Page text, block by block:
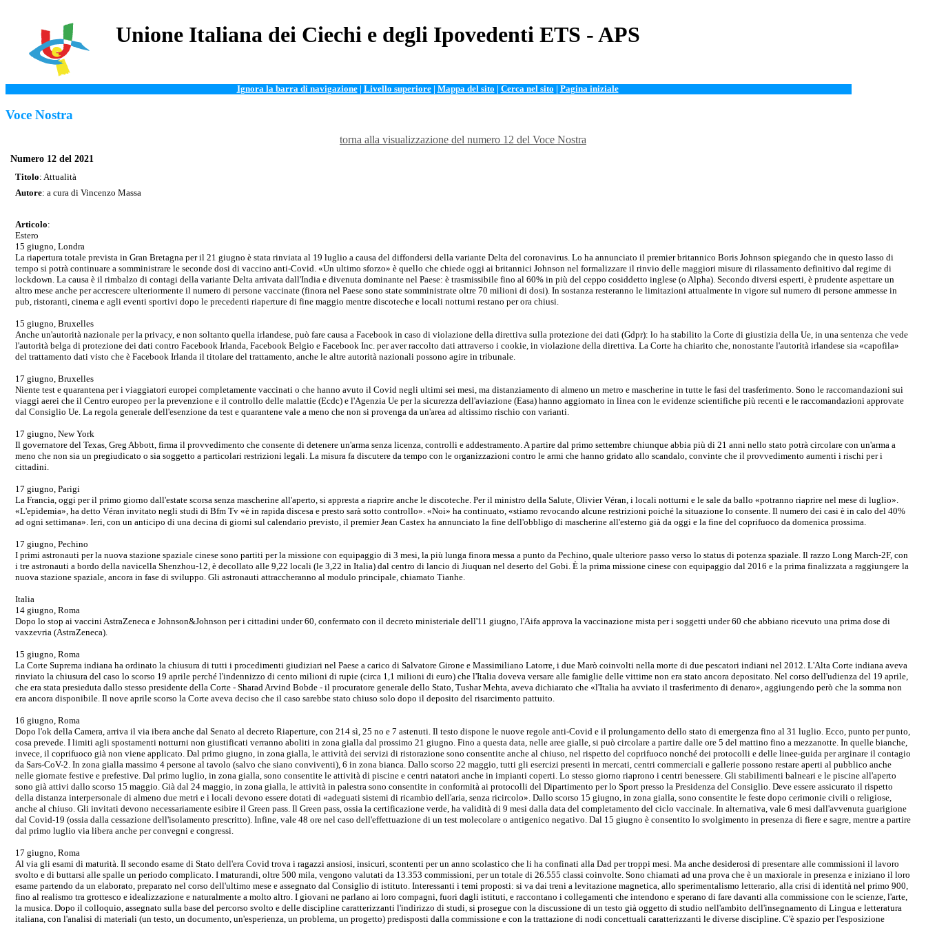
Unione Italiana dei Ciechi e degli Ipovedenti ETS - APS
Ignora la barra di navigazione| Livello superiore| Mappa del sito Cerca nel sito Pagina iniziale
Voce Nostra
torna alla visualizzazione del numero 12 del Voce Nostra
Numero 12 del 2021
Titolo: Attualità
Autore: a cura di Vincenzo Massa
Articolo:
Estero
15 giugno, Londra
La riapertura totale prevista in Gran Bretagna per il 21 giugno è stata rinviata al 19 luglio a causa del diffondersi della variante Delta del coronavirus. Lo ha annunciato il premier britannico Boris Johnson spiegando che in questo lasso di
tempo si potrà continuare a somministrare le seconde dosi di vaccino anti-Covid. «Un ultimo sforzo» è quello che chiede oggi ai britannici Johnson nel formalizzare il rinvio delle maggiori misure di rilassamento definitivo dal regime di
lockdown. La causa è il rimbalzo di contagi della variante Delta arrivata dall'India e divenuta dominante nel Paese: è trasmissibile fino al 60% in più del ceppo cosiddetto inglese (o Alpha). Secondo diversi esperti, è prudente aspettare un
altro mese anche per accrescere ulteriormente il numero di persone vaccinate (finora nel Paese sono state somministrate oltre 70 milioni di dosi). In sostanza resteranno le limitazioni attualmente in vigore sul numero di persone ammesse in
pub, ristoranti, cinema e agli eventi sportivi dopo le precedenti riaperture di fine maggio mentre discoteche e locali notturni restano per ora chiusi.
15 giugno, Bruxelles
Anche un'autorità nazionale per la privacy, e non soltanto quella irlandese, può fare causa a Facebook in caso di violazione della direttiva sulla protezione dei dati (Gdpr): lo ha stabilito la Corte di giustizia della Ue, in una sentenza che vede
l'autorità belga di protezione dei dati contro Facebook Irlanda, Facebook Belgio e Facebook Inc. per aver raccolto dati attraverso i cookie, in violazione della direttiva. La Corte ha chiarito che, nonostante l'autorità irlandese sia «capofila»
del trattamento dati visto che è Facebook Irlanda il titolare del trattamento, anche le altre autorità nazionali possono agire in tribunale.
17 giugno, Bruxelles
Niente test e quarantena per i viaggiatori europei completamente vaccinati o che hanno avuto il Covid negli ultimi sei mesi, ma distanziamento di almeno un metro e mascherine in tutte le fasi del trasferimento. Sono le raccomandazioni sui
viaggi aerei che il Centro europeo per la prevenzione e il controllo delle malattie (Ecdc) e l'Agenzia Ue per la sicurezza dell'aviazione (Easa) hanno aggiornato in linea con le evidenze scientifiche più recenti e le raccomandazioni approvate
dal Consiglio Ue. La regola generale dell'esenzione da test e quarantene vale a meno che non si provenga da un'area ad altissimo rischio con varianti.
17 giugno, New York
Il governatore del Texas, Greg Abbott, firma il provvedimento che consente di detenere un'arma senza licenza, controlli e addestramento. A partire dal primo settembre chiunque abbia più di 21 anni nello stato potrà circolare con un'arma a
meno che non sia un pregiudicato o sia soggetto a particolari restrizioni legali. La misura fa discutere da tempo con le organizzazioni contro le armi che hanno gridato allo scandalo, convinte che il provvedimento aumenti i rischi per i
cittadini.
17 giugno, Parigi
La Francia, oggi per il primo giorno dall'estate scorsa senza mascherine all'aperto, si appresta a riaprire anche le discoteche. Per il ministro della Salute, Olivier Véran, i locali notturni e le sale da ballo «potranno riaprire nel mese di luglio».
«L'epidemia», ha detto Véran invitato negli studi di Bfm Tv «è in rapida discesa e presto sarà sotto controllo». «Noi» ha continuato, «stiamo revocando alcune restrizioni poiché la situazione lo consente. Il numero dei casi è in calo del 40%
ad ogni settimana». Ieri, con un anticipo di una decina di giorni sul calendario previsto, il premier Jean Castex ha annunciato la fine dell'obbligo di mascherine all'esterno già da oggi e la fine del coprifuoco da domenica prossima.
17 giugno, Pechino
I primi astronauti per la nuova stazione spaziale cinese sono partiti per la missione con equipaggio di 3 mesi, la più lunga finora messa a punto da Pechino, quale ulteriore passo verso lo status di potenza spaziale. Il razzo Long March-2F, con
i tre astronauti a bordo della navicella Shenzhou-12, è decollato alle 9,22 locali (le 3,22 in Italia) dal centro di lancio di Jiuquan nel deserto del Gobi. È la prima missione cinese con equipaggio dal 2016 e la prima finalizzata a raggiungere la
nuova stazione spaziale, ancora in fase di sviluppo. Gli astronauti attraccheranno al modulo principale, chiamato Tianhe.
Italia
14 giugno, Roma
Dopo lo stop ai vaccini AstraZeneca e Johnson&Johnson per i cittadini under 60, confermato con il decreto ministeriale dell'11 giugno, l'Aifa approva la vaccinazione mista per i soggetti under 60 che abbiano ricevuto una prima dose di
vaxzevria (AstraZeneca).
15 giugno, Roma
La Corte Suprema indiana ha ordinato la chiusura di tutti i procedimenti giudiziari nel Paese a carico di Salvatore Girone e Massimiliano Latorre, i due Marò coinvolti nella morte di due pescatori indiani nel 2012. L'Alta Corte indiana aveva
rinviato la chiusura del caso lo scorso 19 aprile perché l'indennizzo di cento milioni di rupie (circa 1,1 milioni di euro) che l'Italia doveva versare alle famiglie delle vittime non era stato ancora depositato. Nel corso dell'udienza del 19 aprile,
che era stata presieduta dallo stesso presidente della Corte - Sharad Arvind Bobde - il procuratore generale dello Stato, Tushar Mehta, aveva dichiarato che «l'Italia ha avviato il trasferimento di denaro», aggiungendo però che la somma non
era ancora disponibile. Il nove aprile scorso la Corte aveva deciso che il caso sarebbe stato chiuso solo dopo il deposito del risarcimento pattuito.
16 giugno, Roma
Dopo l'ok della Camera, arriva il via ibera anche dal Senato al decreto Riaperture, con 214 sì, 25 no e 7 astenuti. Il testo dispone le nuove regole anti-Covid e il prolungamento dello stato di emergenza fino al 31 luglio. Ecco, punto per punto,
cosa prevede. I limiti agli spostamenti notturni non giustificati verranno aboliti in zona gialla dal prossimo 21 giugno. Fino a questa data, nelle aree gialle, si può circolare a partire dalle ore 5 del mattino fino a mezzanotte. In quelle bianche,
invece, il coprifuoco già non viene applicato. Dal primo giugno, in zona gialla, le attività dei servizi di ristorazione sono consentite anche al chiuso, nel rispetto del coprifuoco nonché dei protocolli e delle linee-guida per arginare il contagio
da Sars-CoV-2. In zona gialla massimo 4 persone al tavolo (salvo che siano conviventi), 6 in zona bianca. Dallo scorso 22 maggio, tutti gli esercizi presenti in mercati, centri commerciali e gallerie possono restare aperti al pubblico anche
nelle giornate festive e prefestive. Dal primo luglio, in zona gialla, sono consentite le attività di piscine e centri natatori anche in impianti coperti. Lo stesso giorno riaprono i centri benessere. Gli stabilimenti balneari e le piscine all'aperto
sono già attivi dallo scorso 15 maggio. Già dal 24 maggio, in zona gialla, le attività in palestra sono consentite in conformità ai protocolli del Dipartimento per lo Sport presso la Presidenza del Consiglio. Deve essere assicurato il rispetto
della distanza interpersonale di almeno due metri e i locali devono essere dotati di «adeguati sistemi di ricambio dell'aria, senza ricircolo». Dallo scorso 15 giugno, in zona gialla, sono consentite le feste dopo cerimonie civili o religiose,
anche al chiuso. Gli invitati devono necessariamente esibire il Green pass. Il Green pass, ossia la certificazione verde, ha validità di 9 mesi dalla data del completamento del ciclo vaccinale. In alternativa, vale 6 mesi dall'avvenuta guarigione
dal Covid-19 (ossia dalla cessazione dell'isolamento prescritto). Infine, vale 48 ore nel caso dell'effettuazione di un test molecolare o antigenico negativo. Dal 15 giugno è consentito lo svolgimento in presenza di fiere e sagre, mentre a partire
dal primo luglio via libera anche per convegni e congressi.
17 giugno, Roma
Al via gli esami di maturità. Il secondo esame di Stato dell'era Covid trova i ragazzi ansiosi, insicuri, scontenti per un anno scolastico che li ha confinati alla Dad per troppi mesi. Ma anche desiderosi di presentare alle commissioni il lavoro
svolto e di buttarsi alle spalle un periodo complicato. I maturandi, oltre 500 mila, vengono valutati da 13.353 commissioni, per un totale di 26.555 classi coinvolte. Sono chiamati ad una prova che è un maxiorale in presenza e iniziano il loro
esame partendo da un elaborato, preparato nel corso dell'ultimo mese e assegnato dal Consiglio di istituto. Interessanti i temi proposti: si va dai treni a levitazione magnetica, allo sperimentalismo letterario, alla crisi di identità nel primo 900,
fino al realismo tra grottesco e idealizzazione e naturalmente a molto altro. I giovani ne parlano ai loro compagni, fuori dagli istituti, e raccontano i collegamenti che intendono e sperano di fare davanti alla commissione con le scienze, l'arte,
la musica. Dopo il colloquio, assegnato sulla base del percorso svolto e delle discipline caratterizzanti l'indirizzo di studi, si prosegue con la discussione di un testo già oggetto di studio nell'ambito dell'insegnamento di Lingua e letteratura
italiana, con l'analisi di materiali (un testo, un documento, un'esperienza, un problema, un progetto) predisposti dalla commissione e con la trattazione di nodi concettuali caratterizzanti le diverse discipline. C'è spazio per l'esposizione